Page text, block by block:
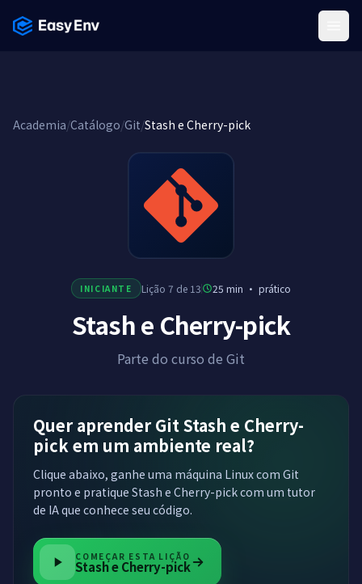
Academia/Catálogo/Git/Stash e Cherry-pick
INICIANTE Lição 7 de 13 25 min · prático
Stash e Cherry-pick
Parte do curso de Git
Quer aprender Git Stash e Cherry-
pick em um ambiente real?
Clique abaixo, ganhe uma máquina Linux com Git
pronto e pratique Stash e Cherry-pick com um tutor
de IA que conhece seu código.
COMEÇAR ESTA LIÇÃO
Stash e Cherry-pick